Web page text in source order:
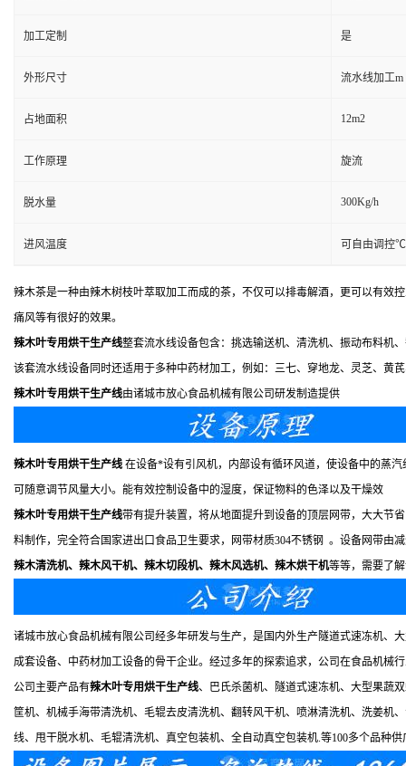
加工定制 是
外形尺寸 流水线加工m
占地面积 12m2
工作原理 旋流
脱水量 300Kg/h
进风温度 可自由调控℃
辣木茶是一种由辣木树枝叶萃取加工而成的茶，不仅可以排毒解酒，更可以有
痛风等有很好的效果。
辣木叶专用烘干生产线整套流水线设备包含：挑选输送机、清洗机、振动布料机
该套流水线设备同时还适用于多种中药材加工，例如：三七、穿地龙、灵芝、黄
辣木叶专用烘干生产线由诸城市放心食品机械有限公司研发制造提供
辣木叶专用烘干生产线 在设备*设有引风机，内部设有循环风道，使设备中的蒸
可随意调节风量大小。能有效控制设备中的湿度，保证物料的色泽以及干燥效
辣木叶专用烘干生产线带有提升装置，将从地面提升到设备的顶层网带，大大节
料制作，完全符合国家进出口食品卫生要求，网带材质304不锈钢 。设备网带由
辣木清洗机、辣木风干机、辣木切段机、辣木风选机、辣木烘干机等等，需要了
诸城市放心食品机械有限公司经多年研发与生产，是国内外生产隧道式速冻机、
成套设备、中药材加工设备的骨干企业。经过多年的探索追求，公司在食品机械
公司主要产品有辣木叶专用烘干生产线、巴氏杀菌机、隧道式速冻机、大型果蔬
筐机、机械手海带清洗机、毛辊去皮清洗机、翻转风干机、喷淋清洗机、洗姜机
线、甩干脱水机、毛辊清洗机、真空包装机、全自动真空包装机.等100多个品种供